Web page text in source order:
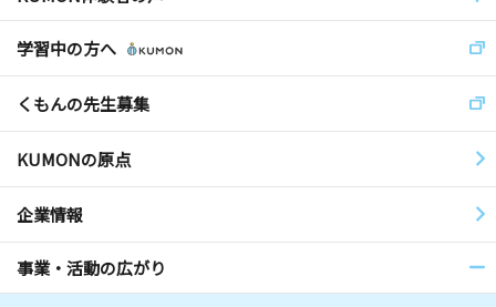
学習中の方へ
くもんの先生募集
KUMONの原点
企業情報
事業・活動の広がり